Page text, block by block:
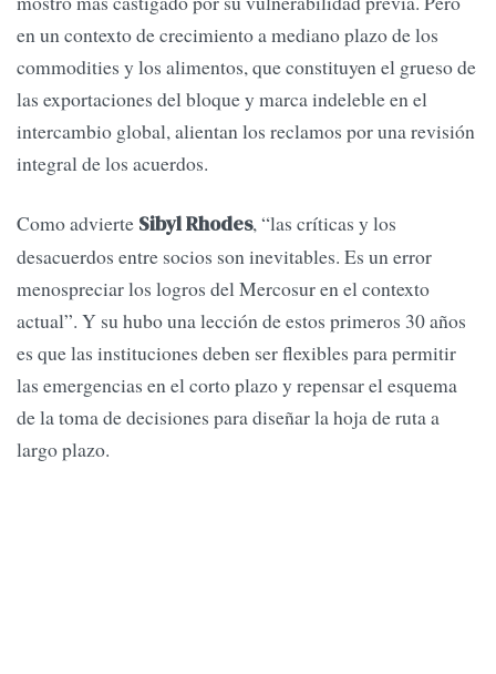
en un contexto de crecimiento a mediano plazo de los
commodities y los alimentos, que constituyen el grueso de
las exportaciones del bloque y marca indeleble en el
intercambio global, alientan los reclamos por una revisión
integral de los acuerdos.
Como advierte Sibyl Rhodes, “las críticas y los
desacuerdos entre socios son inevitables. Es un error
menospreciar los logros del Mercosur en el contexto
actual”. Y su hubo una lección de estos primeros 30 años
es que las instituciones deben ser flexibles para permitir
las emergencias en el corto plazo y repensar el esquema
de la toma de decisiones para diseñar la hoja de ruta a
largo plazo.